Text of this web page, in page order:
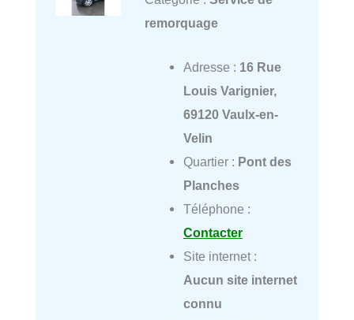
remorquage
Adresse : 16 Rue
Louis Varignier,
69120 Vaulx-en-
Velin
Quartier : Pont des
Planches
Téléphone :
Contacter
Site internet :
Aucun site internet
connu